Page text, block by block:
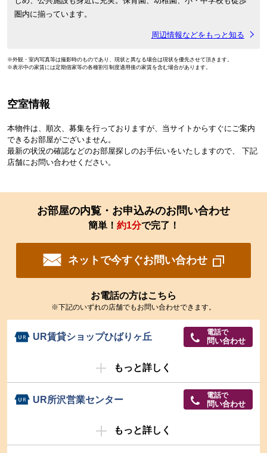
圏内に揃っています。
周辺情報などをもっと知る
※外観・室内写真等は撮影時のものであり、現状と異なる場合は現状を優先させて頂きます。
※表示中の家賃には定期借家等の各種割引制度適用後の家賃を含む場合があります。
空室情報
本物件は、順次、募集を行っておりますが、当サイトからすぐにご案内
できるお部屋がございません。
最新の状況の確認などのお部屋探しのお手伝いをいたしますので、 下記
店舗にお問い合わせください。
お部屋の内覧・お申込みのお問い合わせ
簡単！ 約1分で完了！
ネットで今すぐお問い合わせ
お電話の方はこちら
※下記のいずれの店舗でもお問い合わせできます。
UR賃貸ショップひばりヶ丘 電話で
問い合わせ
もっと詳しく
UR所沢営業センター 電話で
問い合わせ
もっと詳しく